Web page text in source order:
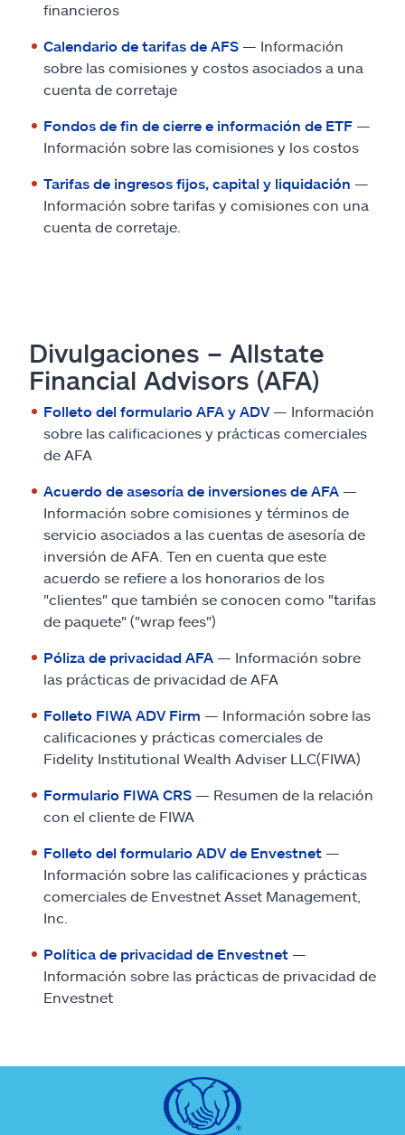
financieros
Calendario de tarifas de AFS — Información
sobre las comisiones y costos asociados a una
cuenta de corretaje
Fondos de fin de cierre e información de ETF —
Información sobre las comisiones y los costos
Tarifas de ingresos fijos, capital y liquidación —
Información sobre tarifas y comisiones con una
cuenta de corretaje.
Divulgaciones – Allstate
Financial Advisors (AFA)
Folleto del formulario AFA y ADV— Información
sobre las calificaciones y prácticas comerciales
de AFA
Acuerdo de asesoría de inversiones de AFA —
Información sobre comisiones y términos de
servicio asociados a las cuentas de asesoría de
inversión de AFA. Ten en cuenta que este
acuerdo se refiere a los honorarios de los
"clientes" que también se conocen como "tarifas
de paquete" ("wrap fees")
Póliza de privacidad AFA — Información sobre
las prácticas de privacidad de AFA
Folleto FIWA ADV Firm — Información sobre las
calificaciones y prácticas comerciales de
Fidelity Institutional Wealth Adviser LLC(FIWA)
Formulario FIWA CRS — Resumen de la relación
con el cliente de FIWA
Folleto del formulario ADV de Envestnet —
Información sobre las calificaciones y prácticas
comerciales de Envestnet Asset Management,
Inc.
Política de privacidad de Envestnet —
Información sobre las prácticas de privacidad de
Envestnet